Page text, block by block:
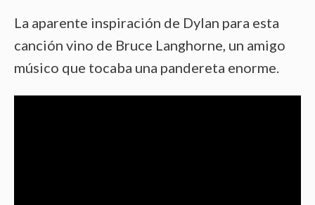
La aparente inspiración de Dylan para esta
canción vino de Bruce Langhorne, un amigo
músico que tocaba una pandereta enorme.